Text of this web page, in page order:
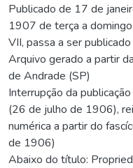
Publicado de 17 de
1907 de terça a
VII, passa a ser
Arquivo gerado a partir
de Andrade (SP)
Interrupção da
(26 de julho de 1906),
numérica a partir do
de 1906)
Abaixo do título: